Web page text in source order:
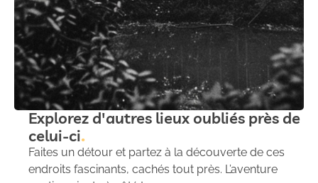
Explorez d'autres lieux oubliés près de
celui-ci
Faites un détour et partez à la découverte de ces
endroits fascinants, cachés tout près. L’aventure